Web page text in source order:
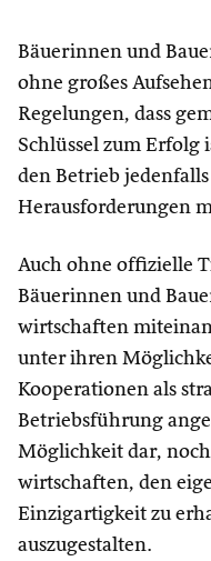
Bäuerinnen und
ohne großes
Regelungen, dass
Schlüssel zum
den Betrieb
Herausforderungen
Auch ohne offizielle
Bäuerinnen und
wirtschaften
unter ihren
Kooperationen als
Betriebsführung
Möglichkeit dar,
wirtschaften, den
Einzigartigkeit zu
auszugestalten.